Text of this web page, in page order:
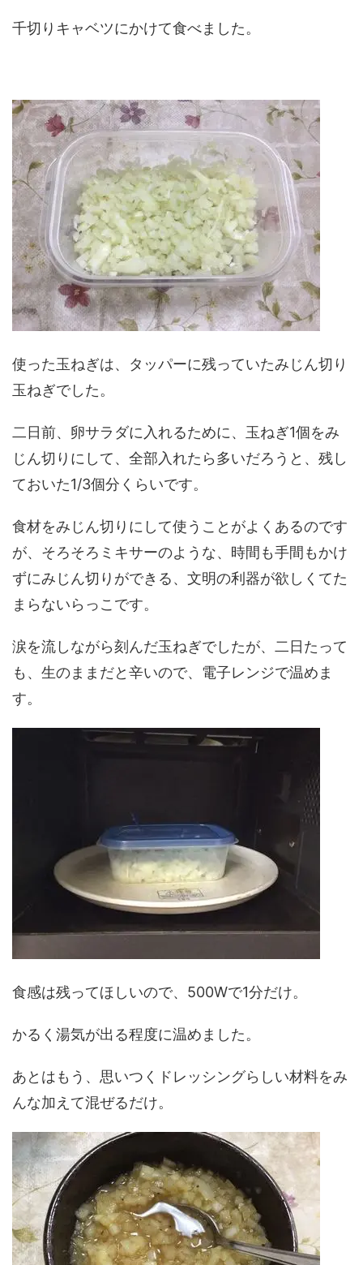
千切りキャベツにかけて食べました。
使った玉ねぎは、タッパーに残っていたみじん切り
玉ねぎでした。
二日前、卵サラダに入れるために、玉ねぎ1個をみ
じん切りにして、全部入れたら多いだろうと、残し
ておいた1/3個分くらいです。
食材をみじん切りにして使うことがよくあるのです
が、そろそろミキサーのような、時間も手間もかけ
ずにみじん切りができる、文明の利器が欲しくてた
まらないらっこです。
涙を流しながら刻んだ玉ねぎでしたが、二日たって
も、生のままだと辛いので、電子レンジで温めま
す。
食感は残ってほしいので、500Wで1分だけ。
かるく湯気が出る程度に温めました。
あとはもう、思いつくドレッシングらしい材料をみ
んな加えて混ぜるだけ。